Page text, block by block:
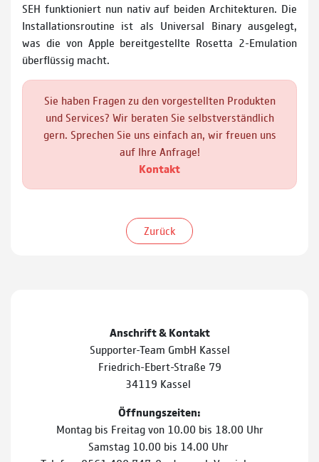
SEH funktioniert nun nativ auf beiden Architekturen. Die
Installationsroutine ist als Universal Binary ausgelegt,
was die von Apple bereitgestellte Rosetta 2-Emulation
überflüssig macht.
Sie haben Fragen zu den vorgestellten Produkten
und Services? Wir beraten Sie selbstverständlich
gern. Sprechen Sie uns einfach an, wir freuen uns
auf Ihre Anfrage!
Kontakt
Zurück
Anschrift & Kontakt
Supporter-Team GmbH Kassel
Friedrich-Ebert-Straße 79
34119 Kassel
Öffnungszeiten:
Montag bis Freitag von 10.00 bis 18.00 Uhr
Samstag 10.00 bis 14.00 Uhr